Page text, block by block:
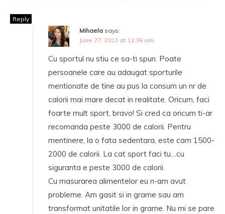
Reply
Mihaela says:
June 27, 2013 at 11:36 am
Cu sportul nu stiu ce sa-ti spun. Poate
persoanele care au adaugat sporturile
mentionate de tine au pus la consum un nr de
calorii mai mare decat in realitate. Oricum, faci
foarte mult sport, bravo! Si cred ca oricum ti-ar
recomanda peste 3000 de calorii. Pentru
mentinere, la o fata sedentara, este cam 1500-
2000 de calorii. La cat sport faci tu…cu
siguranta e peste 3000 de calorii.
Cu masurarea alimentelor eu n-am avut
probleme. Am gasit si in grame sau am
transformat unitatile lor in grame. Nu mi se pare